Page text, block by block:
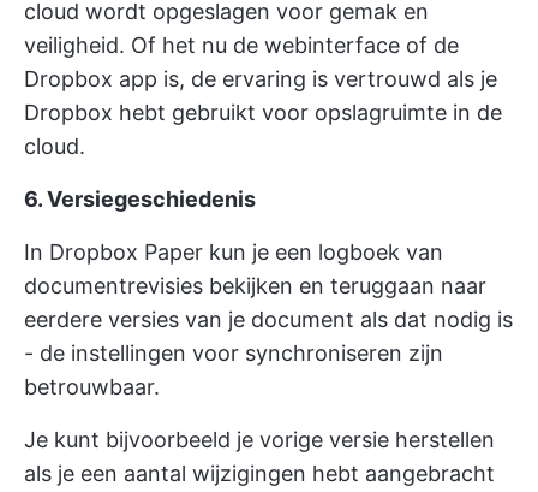
cloud wordt opgeslagen voor gemak en
veiligheid. Of het nu de webinterface of de
Dropbox app is, de ervaring is vertrouwd als je
Dropbox hebt gebruikt voor opslagruimte in de
cloud.
6. Versiegeschiedenis
In Dropbox Paper kun je een logboek van
documentrevisies bekijken en teruggaan naar
eerdere versies van je document als dat nodig is
- de instellingen voor synchroniseren zijn
betrouwbaar.
Je kunt bijvoorbeeld je vorige versie herstellen
als je een aantal wijzigingen hebt aangebracht